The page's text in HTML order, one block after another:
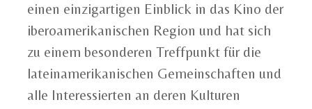
einen einzigartigen Einblick in das Kino der
iberoamerikanischen Region und hat sich
zu einem besonderen Treffpunkt für die
lateinamerikanischen Gemeinschaften und
alle Interessierten an deren Kulturen